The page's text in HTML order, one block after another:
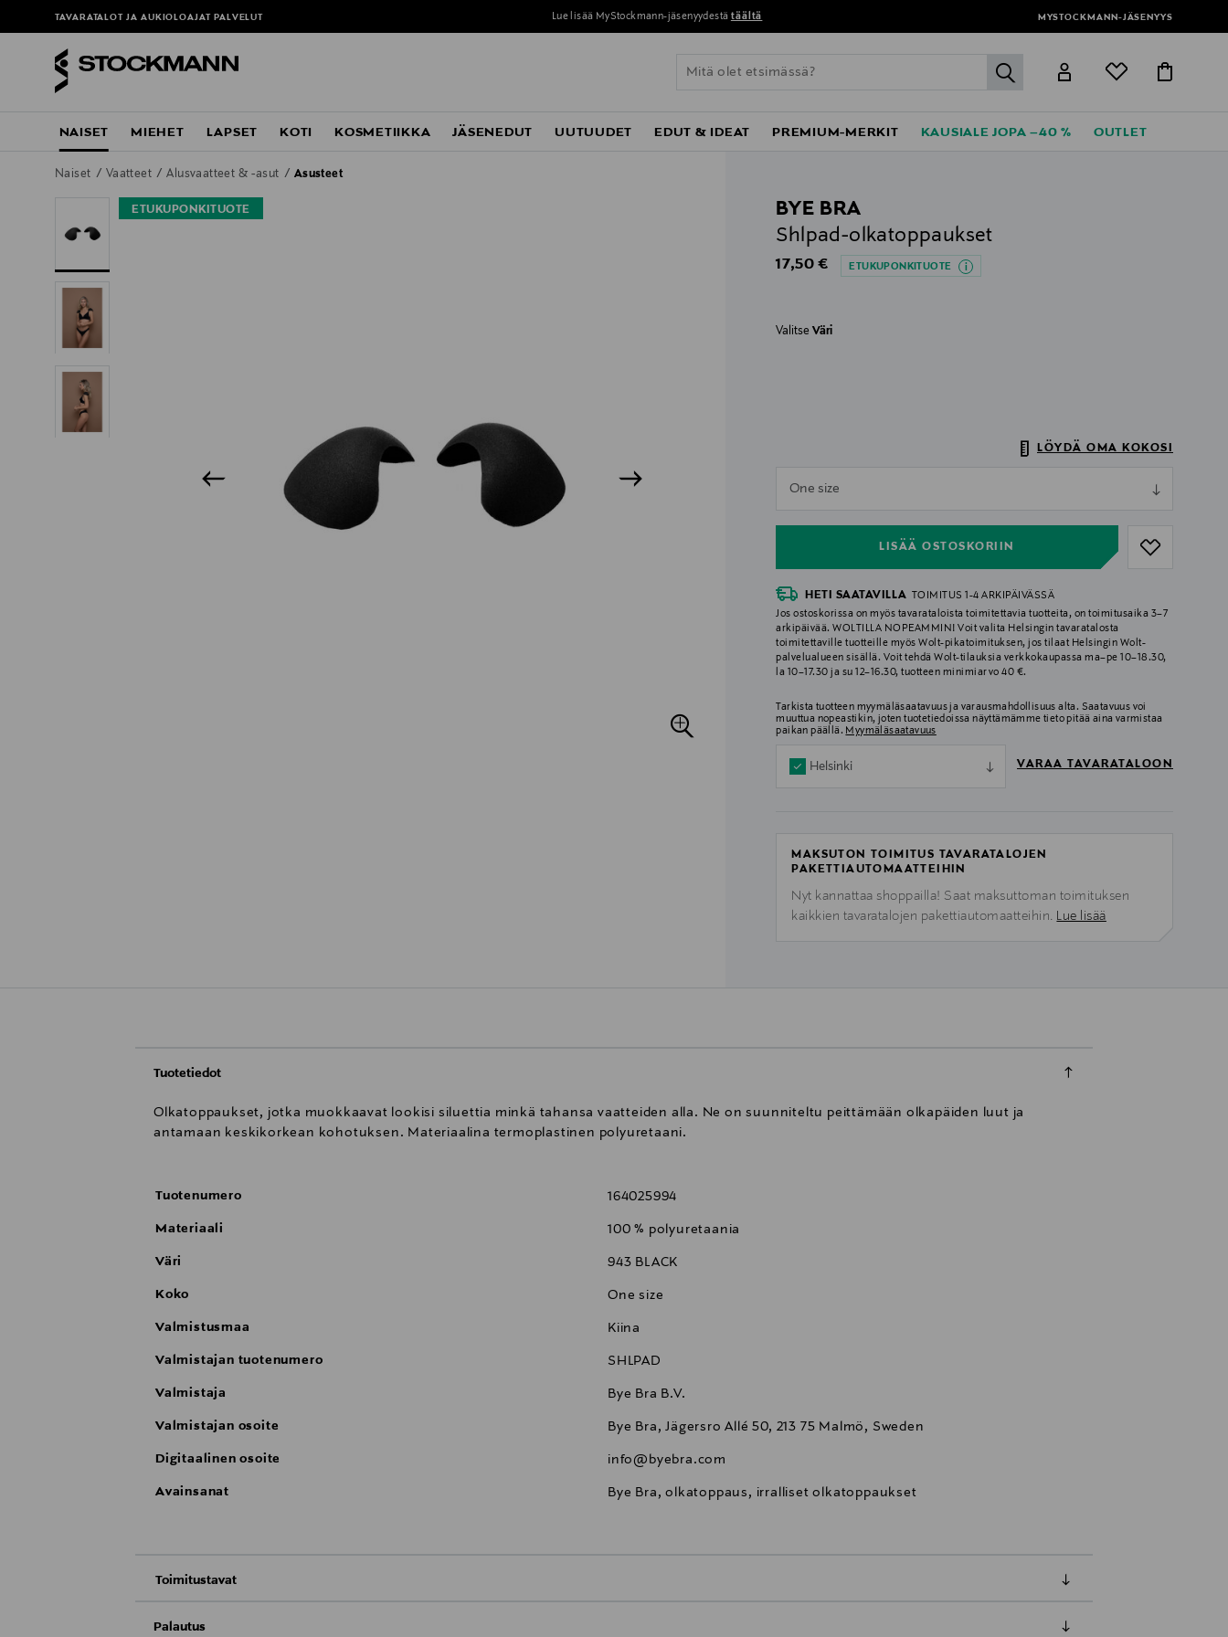
TAVARATALOT JA AUKIOLOAJAT PALVELUT Lue lisää MyStockmann-jäsenyydestä täältä MYSTOCKMANN-JÄSENYYS
label.header.go
NAISET MIEHET LAPSET KOTI KOSMETIIKKA JÄSENEDUT UUTUUDET EDUT & IDEAT PREMIUM-MERKIT KAUSIALE JOPA –40 % OUTLET
Naiset Vaatteet Alusvaatteet & -asut Asusteet
ETUKUPONKITUOTE
BYE BRA
Shlpad-olkatoppaukset
Original Price
17,50 € ETUKUPONKITUOTE
ValitseVäri
LÖYDÄ OMA KOKOSI
One size
LISÄÄ OSTOSKORIIN
null
HETI SAATAVILLA
TOIMITUS 1-4 ARKIPÄIVÄSSÄ
Jos ostoskorissa on myös tavarataloista toimitettavia tuotteita, on toimitusaika 3–7
arkipäivää. WOLTILLA NOPEAMMIN! Voit valita Helsingin tavaratalosta
toimitettaville tuotteille myös Wolt-pikatoimituksen, jos tilaat Helsingin Wolt-
palvelualueen sisällä. Voit tehdä Wolt-tilauksia verkkokaupassa ma–pe 10–18.30,
la 10–17.30 ja su 12–16.30, tuotteen minimiarvo 40 €.
Tarkista tuotteen myymäläsaatavuus ja varausmahdollisuus alta. Saatavuus voi
muuttua nopeastikin, joten tuotetiedoissa näyttämämme tieto pitää aina varmistaa
paikan päällä. Myymäläsaatavuus
Helsinki VARAA TAVARATALOON
MAKSUTON TOIMITUS TAVARATALOJEN
PAKETTIAUTOMAATTEIHIN
Nyt kannattaa shoppailla! Saat maksuttoman toimituksen
kaikkien tavaratalojen pakettiautomaatteihin. Lue lisää
Tuotetiedot
Olkatoppaukset, jotka muokkaavat lookisi siluettia minkä tahansa vaatteiden alla. Ne on suunniteltu peittämään olkapäiden luut ja
antamaan keskikorkean kohotuksen. Materiaalina termoplastinen polyuretaani.
Tuotenumero 164025994
Materiaali 100 % polyuretaania
Väri 943 BLACK
Koko One size
Valmistusmaa Kiina
Valmistajan tuotenumero SHLPAD
Valmistaja Bye Bra B.V.
Valmistajan osoite Bye Bra, Jägersro Allé 50, 213 75 Malmö, Sweden
Digitaalinen osoite info@byebra.com
Avainsanat Bye Bra, olkatoppaus, irralliset olkatoppaukset
Toimitustavat
Palautus